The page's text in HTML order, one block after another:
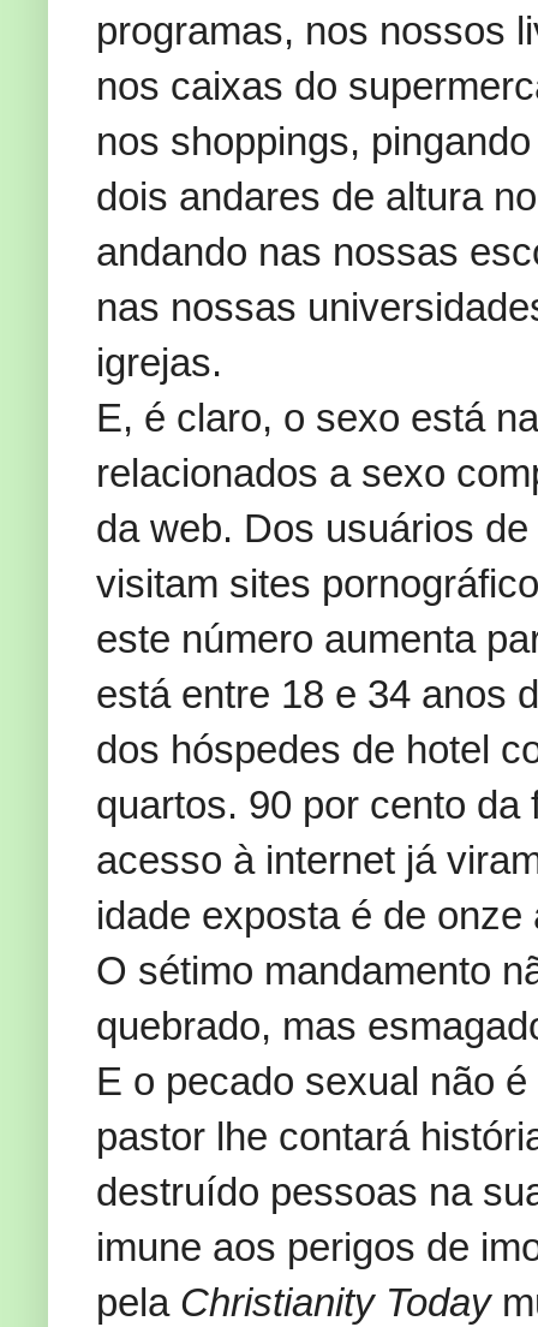
programas, nos nossos
nos caixas do
nos shoppings,
dois andares de altura
andando nas nossas
nas nossas
igrejas.
E, é claro, o sexo está
relacionados a sexo
da web. Dos usuários
visitam sites
este número aumenta
está entre 18 e 34 anos
dos hóspedes de hotel
quartos. 90 por cento
acesso à internet já
idade exposta é de onze
O sétimo mandamento
quebrado, mas
E o pecado sexual não
pastor lhe contará
destruído pessoas na
imune aos perigos de
pela Christianity Today